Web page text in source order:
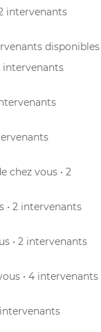
intervenants
disponibles
intervenants
chez vous • 2
• 2 intervenants
• 2 intervenants
• 4 intervenants
intervenants